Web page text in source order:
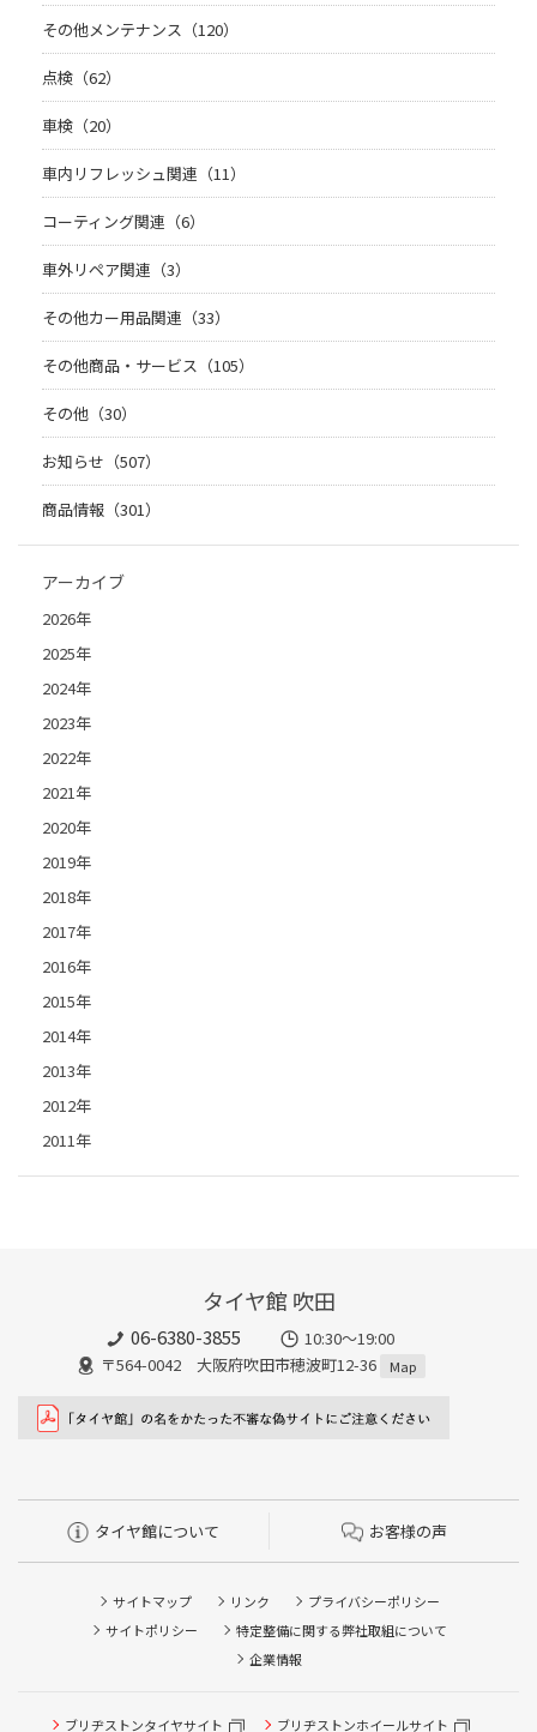
その他メンテナンス（120）
点検（62）
車検（20）
車内リフレッシュ関連（11）
コーティング関連（6）
車外リペア関連（3）
その他カー用品関連（33）
その他商品・サービス（105）
その他（30）
お知らせ（507）
商品情報（301）
アーカイブ
2026年
2025年
2024年
2023年
2022年
2021年
2020年
2019年
2018年
2017年
2016年
2015年
2014年
2013年
2012年
2011年
タイヤ館 吹田
06-6380-3855
10:30～19:00
〒564-0042 大阪府吹田市穂波町12-36
Map
タイヤ館について お客様の声
サイトマップ リンク
プライバシーポリシー
サイトポリシー
特定整備に関する弊社取組について
企業情報
ブリヂストンタイヤサイト ブリヂストンホイールサイト
タイヤ点検・安全点検/タイヤ履き替え/オイル交換/その他